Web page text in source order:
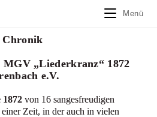
Menü
Chronik
MGV „Liederkranz“ 1872
e.V.
1872 von 16 sangesfreudigen
Zeit, in der auch in vielen